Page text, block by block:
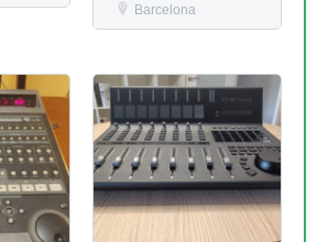
Barcelona